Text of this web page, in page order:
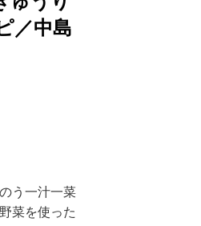
／中島
う一汁一菜
菜を使った